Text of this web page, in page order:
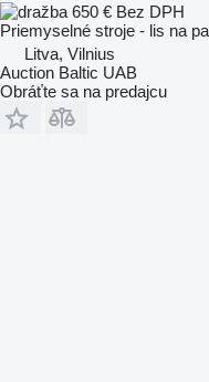
650 € Bez DPH
Priemyselné stroje - lis na
Litva, Vilnius
Auction Baltic UAB
Obráťte sa na predajcu